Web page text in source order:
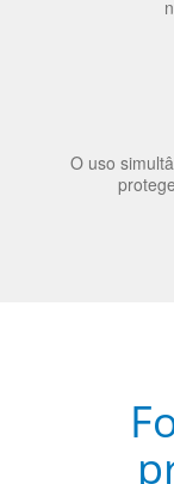
O uso
A Language